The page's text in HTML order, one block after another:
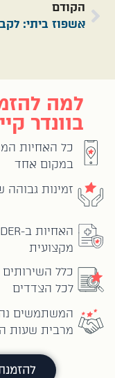
הקודם
למה
בוונדר
כל האחיות
במקום אחד
זמינות
מקצועית
כלל
לכל הצדדים
המשתמשים
מרבית שעות